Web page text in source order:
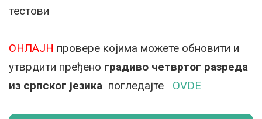
тестови
ОНЛАЈН провере којима можете обновити и
утврдити пређено градиво четвртог разреда
из српског језика погледајте OVDE